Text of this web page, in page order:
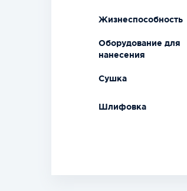
Жизнеспособность
Оборудование для
нанесения
Сушка
Шлифовка